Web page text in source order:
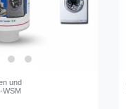
und
WSM